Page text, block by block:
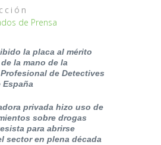
de Prensa
la placa al mérito
la mano de la
de Detectives
España
privada hizo uso de
sobre drogas
para abrirse
sector en plena década